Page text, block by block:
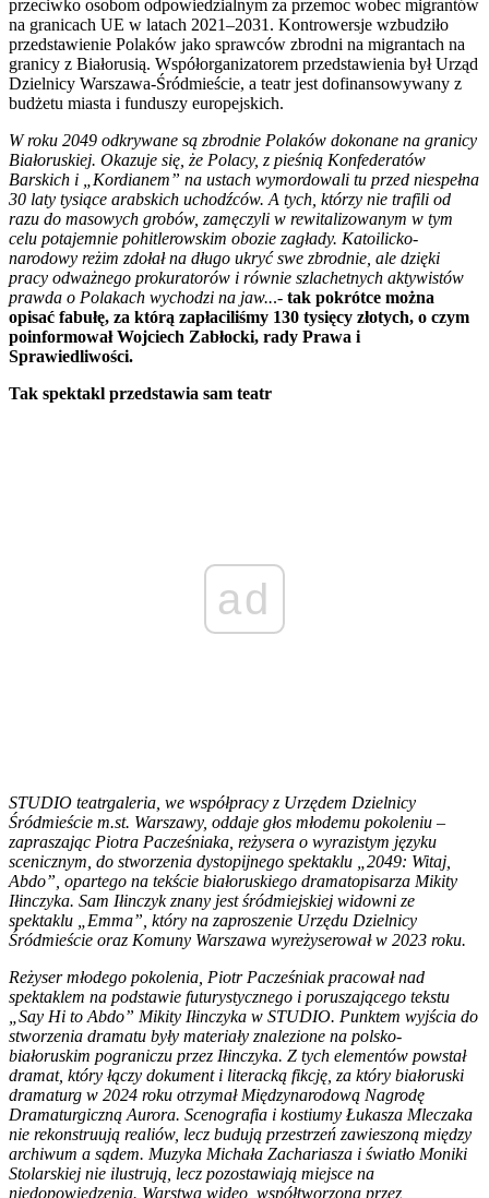
przeciwko osobom odpowiedzialnym za przemoc wobec migrantów
na granicach UE w latach 2021–2031. Kontrowersje wzbudziło
przedstawienie Polaków jako sprawców zbrodni na migrantach na
granicy z Białorusią. Współorganizatorem przedstawienia był Urząd
Dzielnicy Warszawa-Śródmieście, a teatr jest dofinansowywany z
budżetu miasta i funduszy europejskich.
W roku 2049 odkrywane są zbrodnie Polaków dokonane na granicy
Białoruskiej. Okazuje się, że Polacy, z pieśnią Konfederatów
Barskich i „Kordianem” na ustach wymordowali tu przed niespełna
30 laty tysiące arabskich uchodźców. A tych, którzy nie trafili od
razu do masowych grobów, zamęczyli w rewitalizowanym w tym
celu potajemnie pohitlerowskim obozie zagłady. Katoilicko-
narodowy reżim zdołał na długo ukryć swe zbrodnie, ale dzięki
pracy odważnego prokuratorów i równie szlachetnych aktywistów
prawda o Polakach wychodzi na jaw...- tak pokrótce można
opisać fabułę, za którą zapłaciliśmy 130 tysięcy złotych, o czym
poinformował Wojciech Zabłocki, rady Prawa i
Sprawiedliwości.
Tak spektakl przedstawia sam teatr
ad
STUDIO teatrgaleria, we współpracy z Urzędem Dzielnicy
Śródmieście m.st. Warszawy, oddaje głos młodemu pokoleniu –
zapraszając Piotra Pacześniaka, reżysera o wyrazistym języku
scenicznym, do stworzenia dystopijnego spektaklu „2049: Witaj,
Abdo”, opartego na tekście białoruskiego dramatopisarza Mikity
Iłinczyka. Sam Iłinczyk znany jest śródmiejskiej widowni ze
spektaklu „Emma”, który na zaproszenie Urzędu Dzielnicy
Śródmieście oraz Komuny Warszawa wyreżyserował w 2023 roku.
Reżyser młodego pokolenia, Piotr Pacześniak pracował nad
spektaklem na podstawie futurystycznego i poruszającego tekstu
„Say Hi to Abdo” Mikity Iłinczyka w STUDIO. Punktem wyjścia do
stworzenia dramatu były materiały znalezione na polsko-
białoruskim pograniczu przez Iłinczyka. Z tych elementów powstał
dramat, który łączy dokument i literacką fikcję, za który białoruski
dramaturg w 2024 roku otrzymał Międzynarodową Nagrodę
Dramaturgiczną Aurora. Scenografia i kostiumy Łukasza Mleczaka
nie rekonstruują realiów, lecz budują przestrzeń zawieszoną między
archiwum a sądem. Muzyka Michała Zachariasza i światło Moniki
Stolarskiej nie ilustrują, lecz pozostawiają miejsce na
niedopowiedzenia. Warstwa wideo, współtworzona przez